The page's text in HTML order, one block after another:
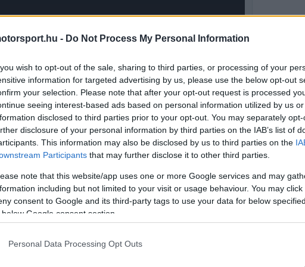
- Do Not Process My Personal Information
wish to opt-out of the sale, sharing to third parties, or processing of your
information for targeted advertising by us, please use the below opt-out
your selection. Please note that after your opt-out request is processed
seeing interest-based ads based on personal information utilized by us
disclosed to third parties prior to your opt-out. You may separately
disclosure of your personal information by third parties on the IAB’s list of
This information may also be disclosed by us to third parties on the
Participants that may further disclose it to other third parties.
note that this website/app uses one or more Google services and may
including but not limited to your visit or usage behaviour. You may
consent to Google and its third-party tags to use your data for below
below Google consent section.
Personal Data Processing Opt Outs
megnyerte, ezért a spanyol hétvége különösen
ez egyfajta ébresztő volt.